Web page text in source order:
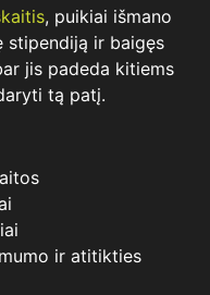
, puikiai išmano
stipendiją ir baigęs
jis padeda kitiems
tą patį.
ir atitikties